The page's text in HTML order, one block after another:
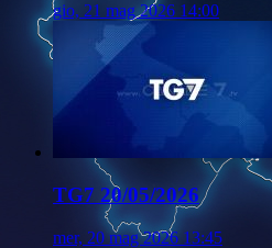
gio, 21 mag 2026 14:00
TG7 20/05/2026
mer, 20 mag 2026 13:45